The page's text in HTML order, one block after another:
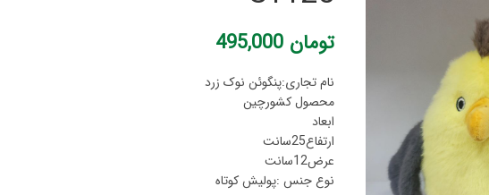
تومان
نام تجاری:پنگوئن نوک زرد
محصول کشورچین
ابعاد
ارتفاع25سانت
عرض12سانت
نوع جنس :پولیش کوتاه